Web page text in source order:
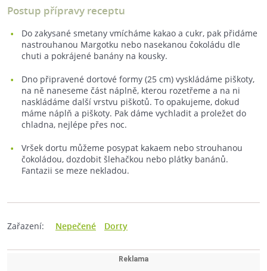
Postup přípravy receptu
Do zakysané smetany vmícháme kakao a cukr, pak přidáme
nastrouhanou Margotku nebo nasekanou čokoládu dle
chuti a pokrájené banány na kousky.
Dno připravené dortové formy (25 cm) vyskládáme piškoty,
na ně naneseme část náplně, kterou rozetřeme a na ni
naskládáme další vrstvu piškotů. To opakujeme, dokud
máme náplň a piškoty. Pak dáme vychladit a proležet do
chladna, nejlépe přes noc.
Vršek dortu můžeme posypat kakaem nebo strouhanou
čokoládou, dozdobit šlehačkou nebo plátky banánů.
Fantazii se meze nekladou.
Zařazení: Nepečené Dorty